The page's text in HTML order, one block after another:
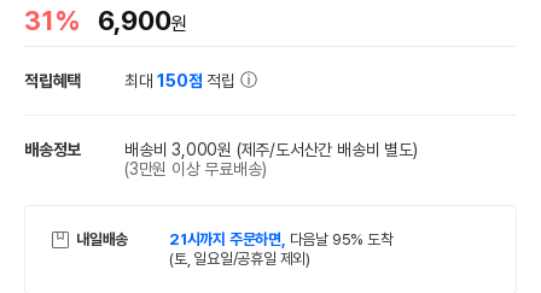
31% 6,900원
적립혜택 최대150점 적립
배송정보 배송비 3,000원 (제주/도서산간 배송비 별도)
(3만원 이상 무료배송)
내일배송 21시까지 주문하면, 다음날 95% 도착
(토, 일요일/공휴일 제외)